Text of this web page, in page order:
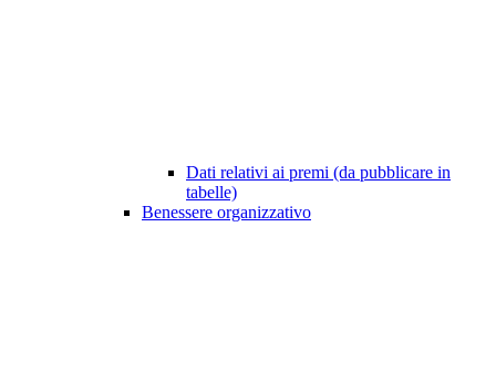
Dati relativi ai premi (da pubblicare in
tabelle)
Benessere organizzativo